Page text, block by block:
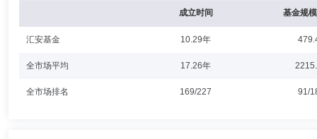
成立时间 基金规
汇安基金 10.29年
全市场平均 17.26年
全市场排名 169/227 91/